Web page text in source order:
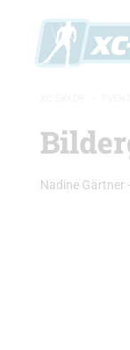
Nadine Gärtner -